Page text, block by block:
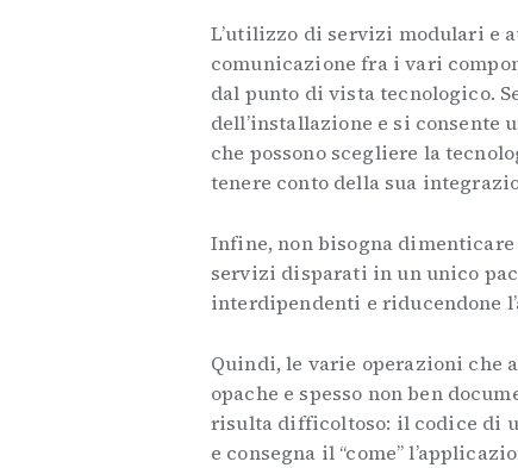
L’utilizzo di servizi modulari e
comunicazione fra i vari
dal punto di vista tecnologico.
dell’installazione e si
che possono scegliere la
tenere conto della sua
Infine, non bisogna
servizi disparati in un unico
interdipendenti e riducendone
Quindi, le varie operazioni che
opache e spesso non ben
risulta difficoltoso: il codice di
e consegna il “come”